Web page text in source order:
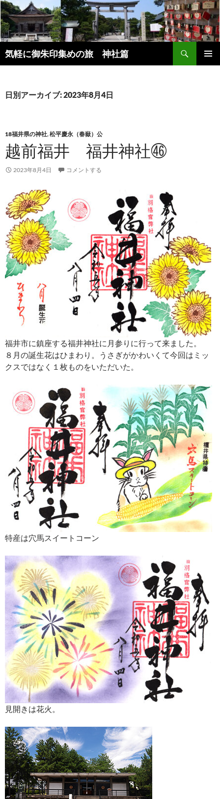
コ
ン
テ
ン
ツ
へ
ッ
気軽に御朱印集めの旅 神社篇
索
日別アーカイブ: 2023年8月4日
18福井県の神社,松平慶永（春嶽）公
越前福井 福井神社㊻
2023年8月4日 コメントする
福井市に鎮座する福井神社に月参りに行って来ました。
８月の誕生花はひまわり。うさぎがかわいくて今回はミッ
クスではなく１枚ものをいただいた。
特産は穴馬スイートコーン
見開きは花火。